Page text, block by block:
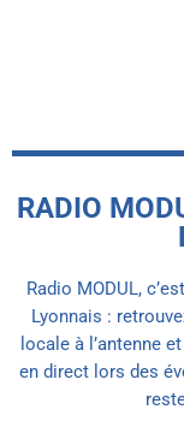
RADIO
Radio MODUL,
Lyonnais :
locale à l’antenne
en direct lors des